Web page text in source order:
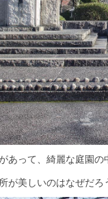
あって、綺麗な庭園の
が美しいのはなぜだろ